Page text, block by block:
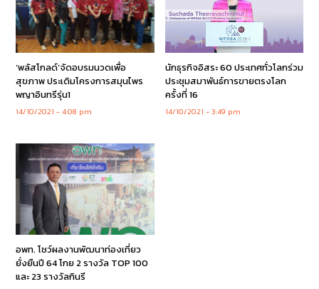
‘พลัสโกลด์’จัดอบรมนวดเพื่อ
สุขภาพ ประเดิมโครงการสมุนไพร
พญาอินทรีรุ่น1
14/10/2021 4:08 pm
นักธุรกิจอิสระ 60 ประเทศทั่วโลกร่วม
ประชุมสมาพันธ์การขายตรงโลก
ครั้งที่ 16
14/10/2021 3:49 pm
อพท. โชว์ผลงานพัฒนาท่องเที่ยว
ยั่งยืนปี 64 โกย 2 รางวัล TOP 100
และ 23 รางวัลกินรี